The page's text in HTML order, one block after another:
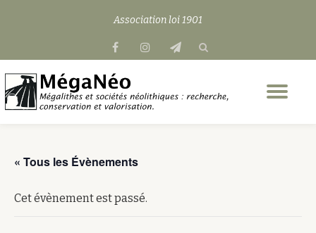
contenu
Association loi 1901
fa-
fa-
fa-
« Tous les Évènements
Cet évènement est passé.